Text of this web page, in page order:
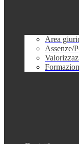
Area
Assenze/